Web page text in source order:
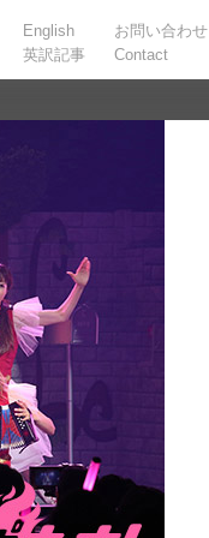
English
英訳記事
お問い合わせ
Contact